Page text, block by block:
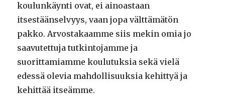
koulunkäynti ovat, ei ainoastaan
itsestäänselvyys, vaan jopa välttämätön
pakko. Arvostakaamme siis mekin omia jo
saavutettuja tutkintojamme ja
suorittamiamme koulutuksia sekä vielä
edessä olevia mahdollisuuksia kehittyä ja
kehittää itseämme.